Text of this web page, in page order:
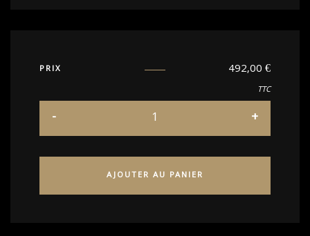
PRIX 492,00€
TTC
AJOUTER AU PANIER